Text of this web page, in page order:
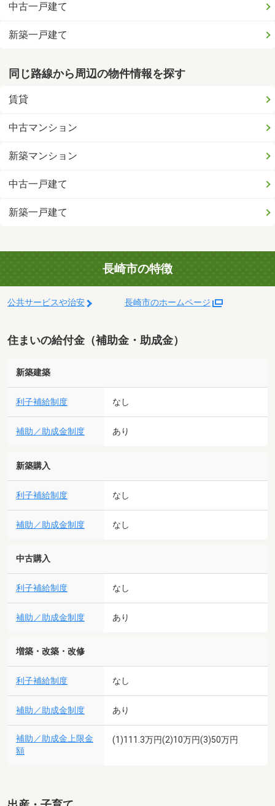
中古一戸建て
新築一戸建て
同じ路線から周辺の物件情報を探す
賃貸
中古マンション
新築マンション
中古一戸建て
新築一戸建て
長崎市の特徴
公共サービスや治安 長崎市のホームページ
住まいの給付金（補助金・助成金）
新築建築
利子補給制度 なし
補助／助成金制度 あり
新築購入
利子補給制度 なし
補助／助成金制度 なし
中古購入
利子補給制度 なし
補助／助成金制度 あり
増築・改築・改修
利子補給制度 なし
補助／助成金制度 あり
補助／助成金上限金
額
(1)111.3万円(2)10万円(3)50万円